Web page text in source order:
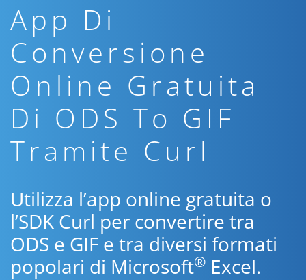
App Di
Conversione
Online Gratuita
Di ODS To GIF
Tramite Curl
Utilizza l’app online gratuita o
l’SDK Curl per convertire tra
ODS e GIF e tra diversi formati
popolari di Microsoft® Excel.